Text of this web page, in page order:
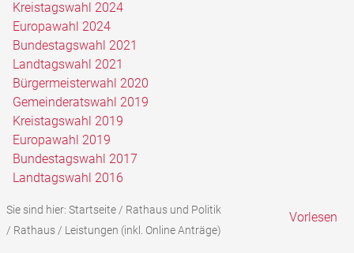
Kreistagswahl 2024
Europawahl 2024
Bundestagswahl 2021
Landtagswahl 2021
Bürgermeisterwahl 2020
Gemeinderatswahl 2019
Kreistagswahl 2019
Europawahl 2019
Bundestagswahl 2017
Landtagswahl 2016
Sie sind hier: Startseite/ Rathaus und Politik
/ Rathaus/ Leistungen (inkl. Online Anträge)
Vorlesen